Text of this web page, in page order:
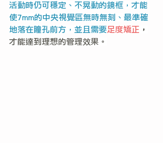
活動時仍可穩定、不晃動的鏡框，才能
使7mm的中央視覺區無時無刻、最準確
地落在瞳孔前方，並且需要足度矯正 ，
才能達到理想的管理效果。